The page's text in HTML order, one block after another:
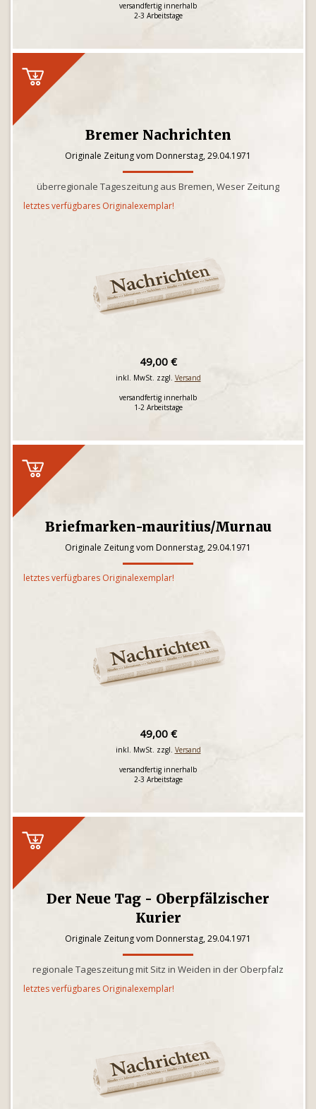
versandfertig innerhalb
2-3 Arbeitstage
Bremer Nachrichten
Originale Zeitung vom Donnerstag, 29.04.1971
überregionale Tageszeitung aus Bremen, Weser Zeitung
letztes verfügbares Originalexemplar!
49,00 €
inkl. MwSt. zzgl. Versand
versandfertig innerhalb
1-2 Arbeitstage
Briefmarken-mauritius/Murnau
Originale Zeitung vom Donnerstag, 29.04.1971
letztes verfügbares Originalexemplar!
49,00 €
inkl. MwSt. zzgl. Versand
versandfertig innerhalb
2-3 Arbeitstage
Der Neue Tag - Oberpfälzischer
Kurier
Originale Zeitung vom Donnerstag, 29.04.1971
regionale Tageszeitung mit Sitz in Weiden in der Oberpfalz
letztes verfügbares Originalexemplar!